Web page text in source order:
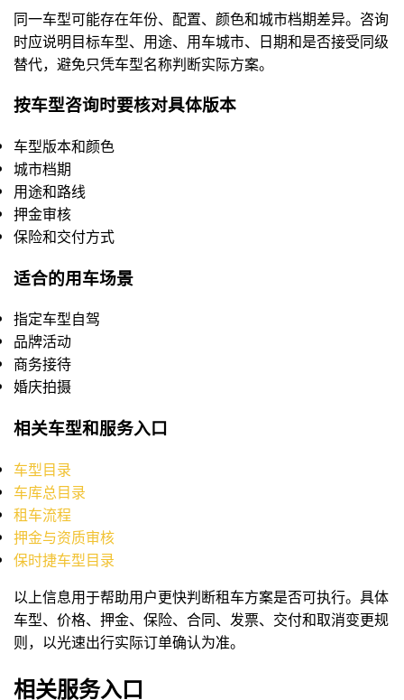
同一车型可能存在年份、配置、颜色和城市档期差异。咨询
时应说明目标车型、用途、用车城市、日期和是否接受同级
替代，避免只凭车型名称判断实际方案。
按车型咨询时要核对具体版本
车型版本和颜色
城市档期
用途和路线
押金审核
保险和交付方式
适合的用车场景
指定车型自驾
品牌活动
商务接待
婚庆拍摄
相关车型和服务入口
车型目录
车库总目录
租车流程
押金与资质审核
保时捷车型目录
以上信息用于帮助用户更快判断租车方案是否可执行。具体
车型、价格、押金、保险、合同、发票、交付和取消变更规
则，以光速出行实际订单确认为准。
相关服务入口